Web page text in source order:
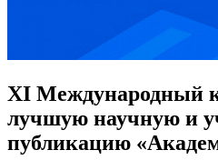
XI Международный
лучшую научную и
публикацию